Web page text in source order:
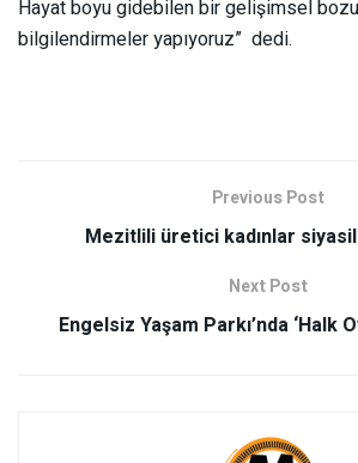
Hayat boyu gidebilen bir gelişimsel
bilgilendirmeler yapıyoruz” dedi.
Previous Post
Mezitlili üretici kadınlar
Next Post
Engelsiz Yaşam Parkı’nda ‘Halk